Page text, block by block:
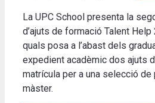
La UPC School presenta la
d’ajuts de formació Talent
quals posa a l’abast dels
expedient acadèmic dos ajuts
matrícula per a una selecció de
màster.